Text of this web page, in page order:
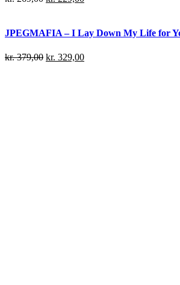
JPEGMAFIA – I Lay Down My Life for
kr.379,00 kr. 329,00